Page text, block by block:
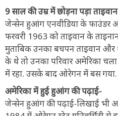
9 साल की उम्र में छोड़ना पड़ा
जेन्सेन हुआंग एनवीडिया के
फरवरी 1963 को ताइवान के
मुताबिक उनका बचपन ताइवान और
के थे तो उनका परिवार अमेरिका
में रहा. उसके बाद ओरेगन में बस गया.
अमेरिका में हुई हुआंग की पढ़ाई-
जेन्सेन हुआंग की पढ़ाई-लिखाई भी